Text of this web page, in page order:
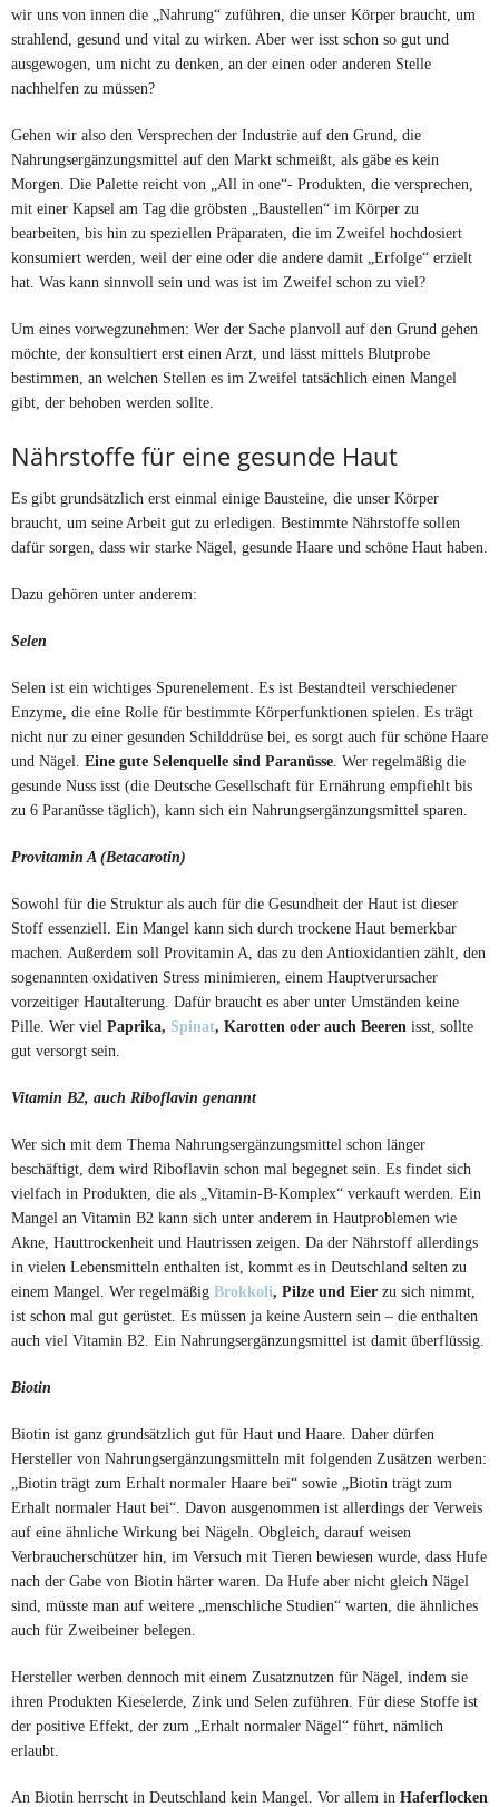
wir uns von innen die „Nahrung“ zuführen, die unser Körper braucht, um
strahlend, gesund und vital zu wirken. Aber wer isst schon so gut und
ausgewogen, um nicht zu denken, an der einen oder anderen Stelle
nachhelfen zu müssen?
Gehen wir also den Versprechen der Industrie auf den Grund, die
Nahrungsergänzungsmittel auf den Markt schmeißt, als gäbe es kein
Morgen. Die Palette reicht von „All in one“- Produkten, die versprechen,
mit einer Kapsel am Tag die gröbsten „Baustellen“ im Körper zu
bearbeiten, bis hin zu speziellen Präparaten, die im Zweifel hochdosiert
konsumiert werden, weil der eine oder die andere damit „Erfolge“ erzielt
hat. Was kann sinnvoll sein und was ist im Zweifel schon zu viel?
Um eines vorwegzunehmen: Wer der Sache planvoll auf den Grund gehen
möchte, der konsultiert erst einen Arzt, und lässt mittels Blutprobe
bestimmen, an welchen Stellen es im Zweifel tatsächlich einen Mangel
gibt, der behoben werden sollte.
Nährstoffe für eine gesunde Haut
Es gibt grundsätzlich erst einmal einige Bausteine, die unser Körper
braucht, um seine Arbeit gut zu erledigen. Bestimmte Nährstoffe sollen
dafür sorgen, dass wir starke Nägel, gesunde Haare und schöne Haut haben.
Dazu gehören unter anderem:
Selen
Selen ist ein wichtiges Spurenelement. Es ist Bestandteil verschiedener
Enzyme, die eine Rolle für bestimmte Körperfunktionen spielen. Es trägt
nicht nur zu einer gesunden Schilddrüse bei, es sorgt auch für schöne Haare
und Nägel. Eine gute Selenquelle sind Paranüsse . Wer regelmäßig die
gesunde Nuss isst (die Deutsche Gesellschaft für Ernährung empfiehlt bis
zu 6 Paranüsse täglich), kann sich ein Nahrungsergänzungsmittel sparen.
Provitamin A (Betacarotin)
Sowohl für die Struktur als auch für die Gesundheit der Haut ist dieser
Stoff essenziell. Ein Mangel kann sich durch trockene Haut bemerkbar
machen. Außerdem soll Provitamin A, das zu den Antioxidantien zählt, den
sogenannten oxidativen Stress minimieren, einem Hauptverursacher
vorzeitiger Hautalterung. Dafür braucht es aber unter Umständen keine
Pille. Wer viel Paprika, Spinat, Karotten oder auch Beeren isst, sollte
gut versorgt sein.
Vitamin B2, auch Riboflavin genannt
Wer sich mit dem Thema Nahrungsergänzungsmittel schon länger
beschäftigt, dem wird Riboflavin schon mal begegnet sein. Es findet sich
vielfach in Produkten, die als „Vitamin-B-Komplex“ verkauft werden. Ein
Mangel an Vitamin B2 kann sich unter anderem in Hautproblemen wie
Akne, Hauttrockenheit und Hautrissen zeigen. Da der Nährstoff allerdings
in vielen Lebensmitteln enthalten ist, kommt es in Deutschland selten zu
einem Mangel. Wer regelmäßig Brokkoli, Pilze und Eier zu sich nimmt,
ist schon mal gut gerüstet. Es müssen ja keine Austern sein – die enthalten
auch viel Vitamin B2. Ein Nahrungsergänzungsmittel ist damit überflüssig.
Biotin
Biotin ist ganz grundsätzlich gut für Haut und Haare. Daher dürfen
Hersteller von Nahrungsergänzungsmitteln mit folgenden Zusätzen werben:
„Biotin trägt zum Erhalt normaler Haare bei“ sowie „Biotin trägt zum
Erhalt normaler Haut bei“. Davon ausgenommen ist allerdings der Verweis
auf eine ähnliche Wirkung bei Nägeln. Obgleich, darauf weisen
Verbraucherschützer hin, im Versuch mit Tieren bewiesen wurde, dass Hufe
nach der Gabe von Biotin härter waren. Da Hufe aber nicht gleich Nägel
sind, müsste man auf weitere „menschliche Studien“ warten, die ähnliches
auch für Zweibeiner belegen.
Hersteller werben dennoch mit einem Zusatznutzen für Nägel, indem sie
ihren Produkten Kieselerde, Zink und Selen zuführen. Für diese Stoffe ist
der positive Effekt, der zum „Erhalt normaler Nägel“ führt, nämlich
erlaubt.
An Biotin herrscht in Deutschland kein Mangel. Vor allem in Haferflocken